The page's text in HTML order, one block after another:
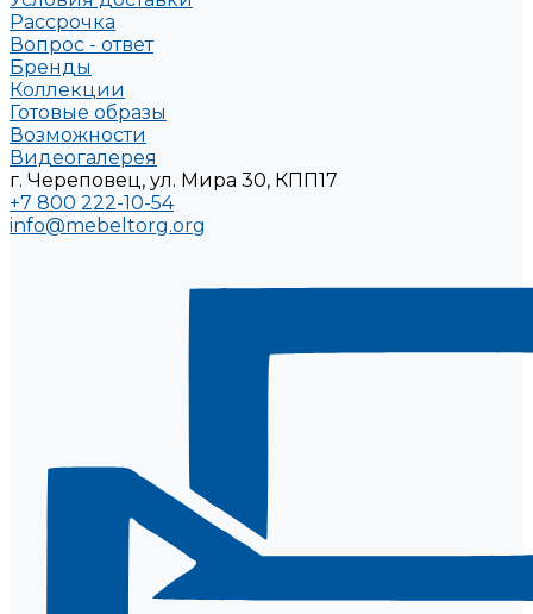
Рассрочка
Вопрос - ответ
Бренды
Коллекции
Готовые образы
Возможности
Видеогалерея
г. Череповец, ул. Мира 30, КПП17
+7 800 222-10-54
info@mebeltorg.org